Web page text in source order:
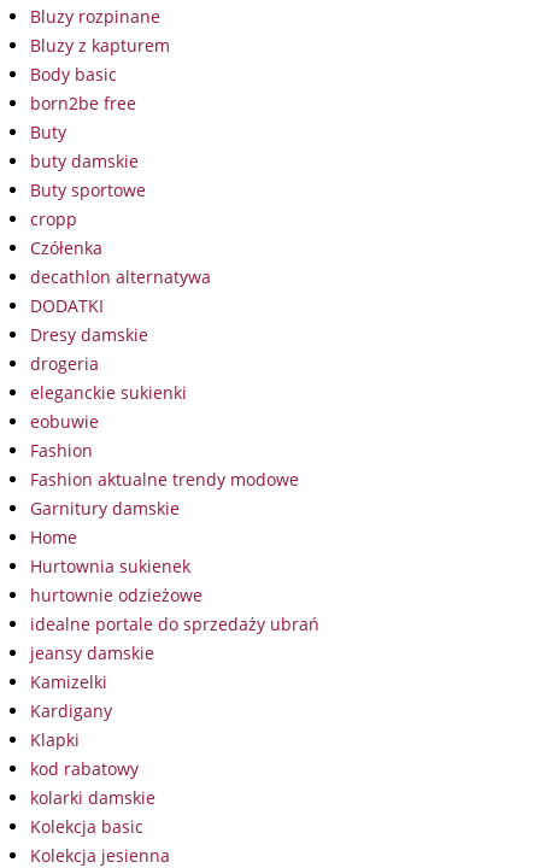
Bluzy rozpinane
Bluzy z kapturem
Body basic
born2be free
Buty
buty damskie
Buty sportowe
cropp
Czółenka
decathlon alternatywa
DODATKI
Dresy damskie
drogeria
eleganckie sukienki
eobuwie
Fashion
Fashion aktualne trendy modowe
Garnitury damskie
Home
Hurtownia sukienek
hurtownie odzieżowe
idealne portale do sprzedaży ubrań
jeansy damskie
Kamizelki
Kardigany
Klapki
kod rabatowy
kolarki damskie
Kolekcja basic
Kolekcja jesienna